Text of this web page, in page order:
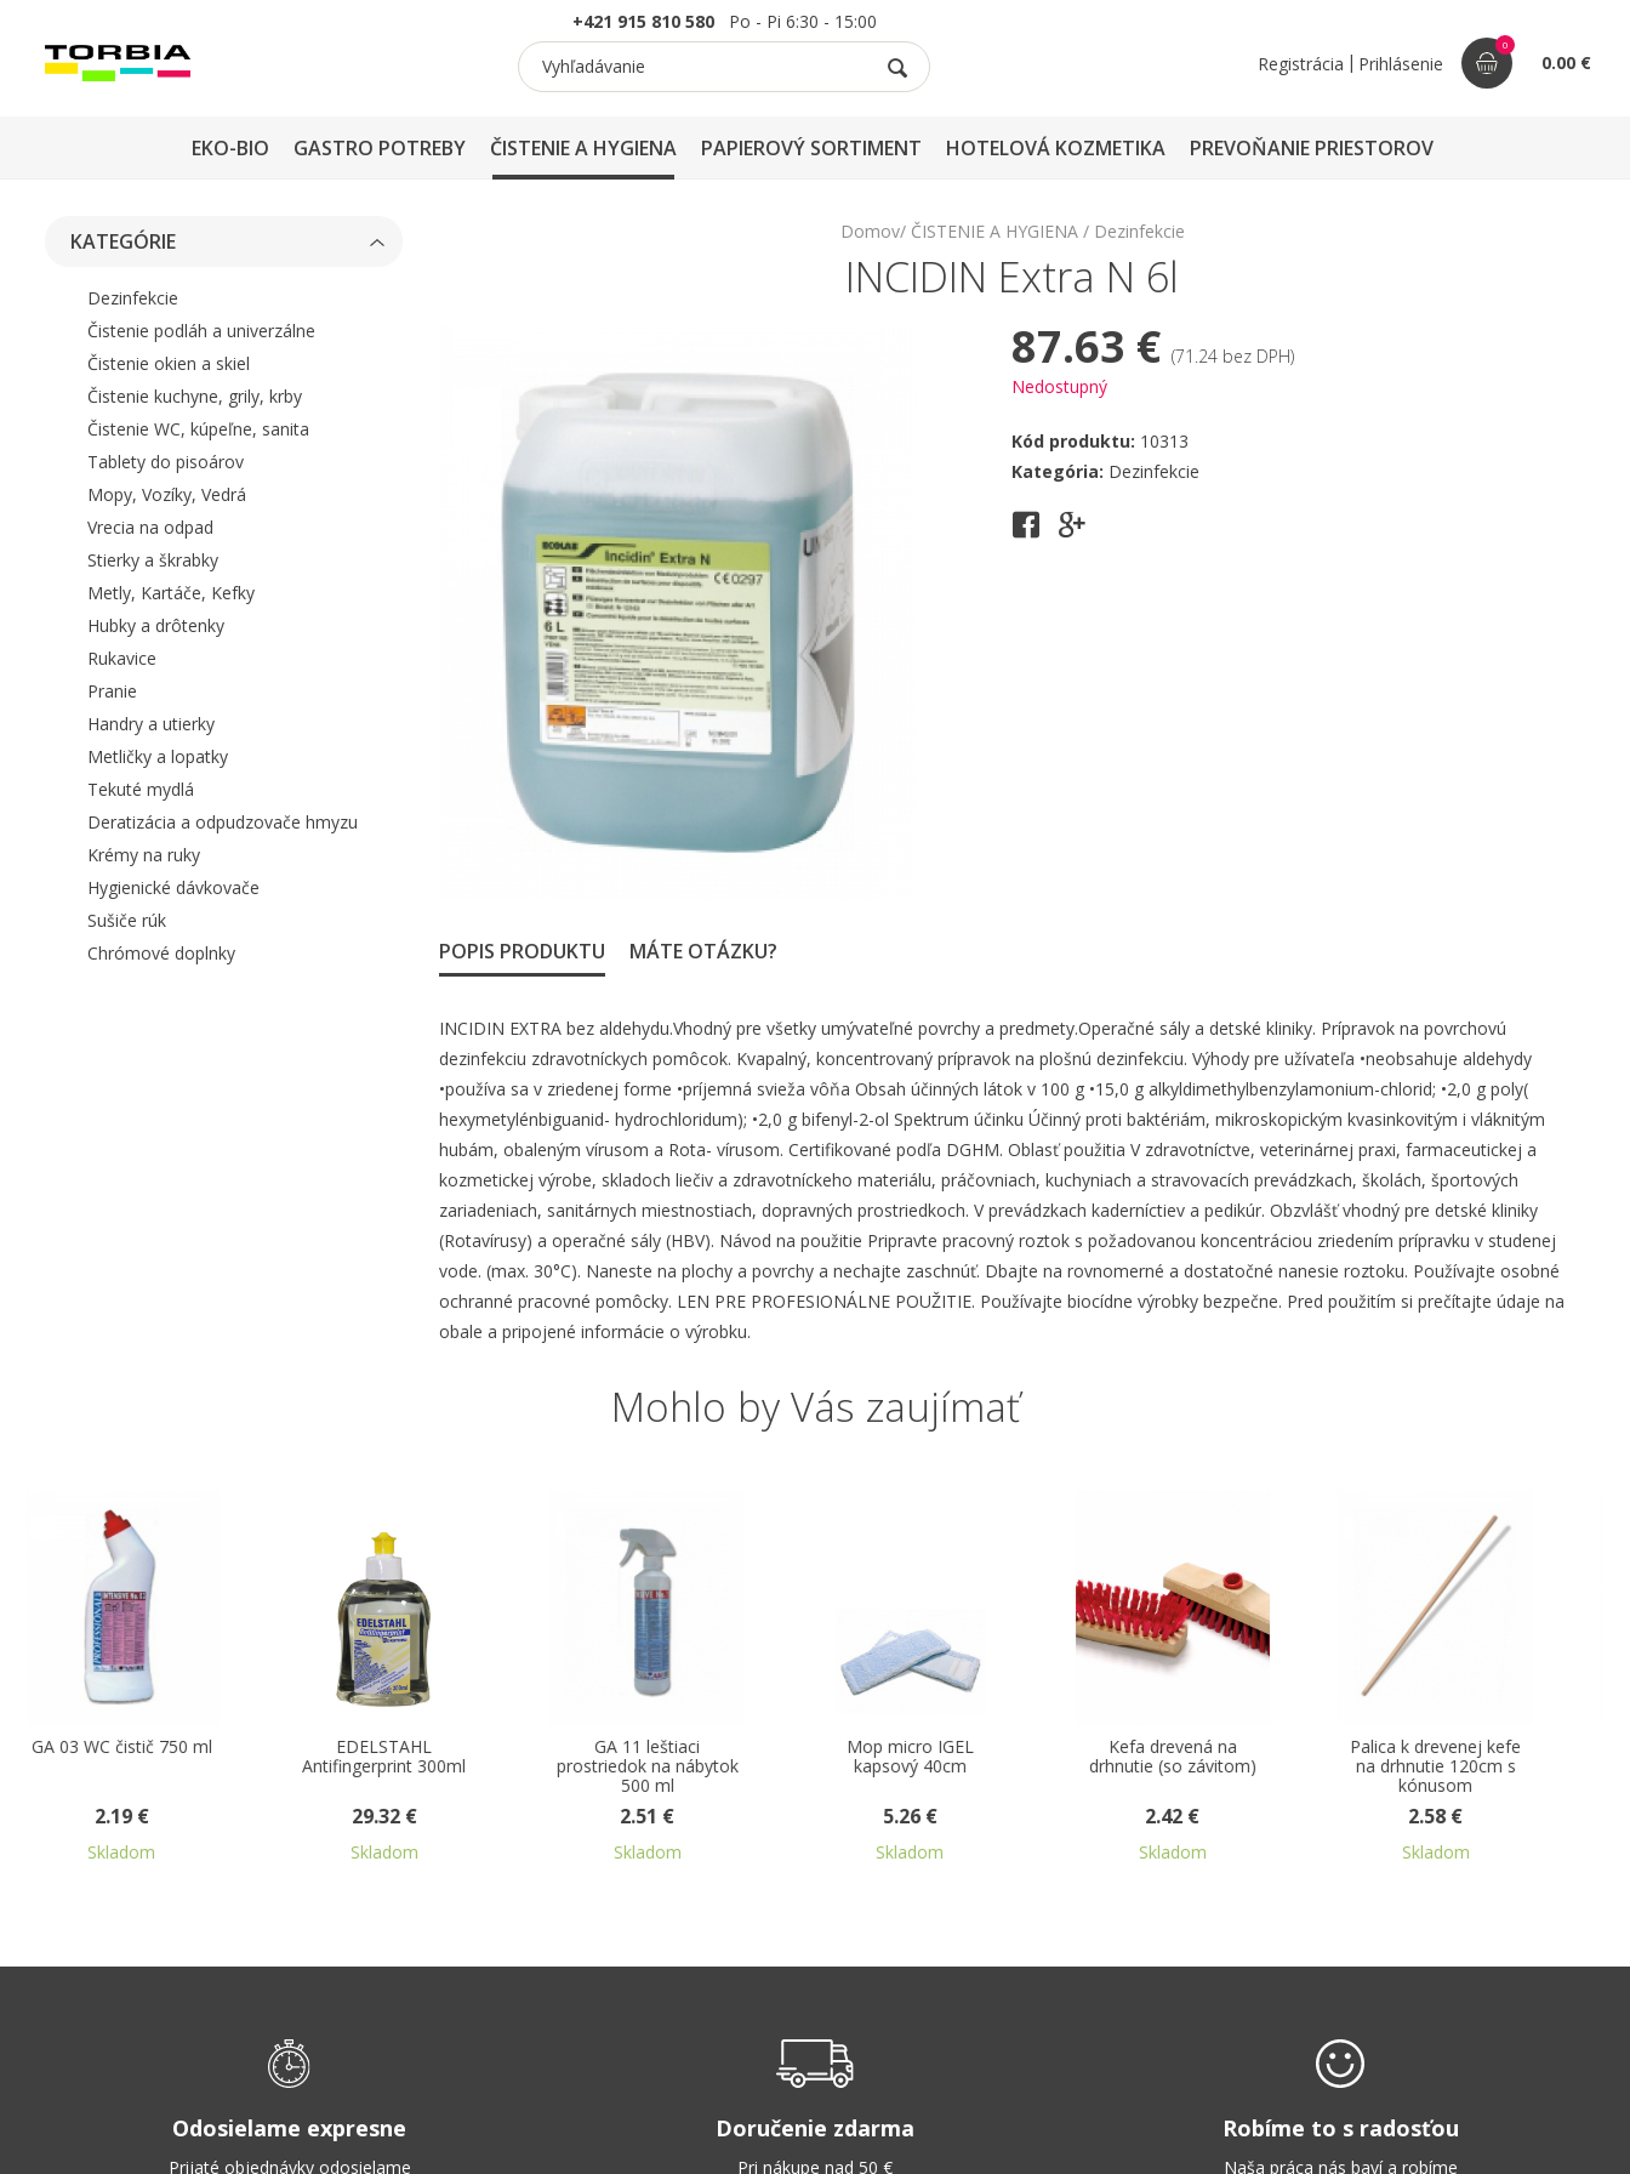
+421 915 810 580Po - Pi 6:30 - 15:00
Registrácia | Prihlásenie
0
0.00 €
EKO-BIO GASTRO POTREBY ČISTENIE A HYGIENA PAPIEROVÝ SORTIMENT HOTELOVÁ KOZMETIKA PREVOŇANIE PRIESTOROV
KATEGÓRIE
Dezinfekcie
Čistenie podláh a univerzálne
Čistenie okien a skiel
Čistenie kuchyne, grily, krby
Čistenie WC, kúpeľne, sanita
Tablety do pisoárov
Mopy, Vozíky, Vedrá
Vrecia na odpad
Stierky a škrabky
Metly, Kartáče, Kefky
Hubky a drôtenky
Rukavice
Pranie
Handry a utierky
Metličky a lopatky
Tekuté mydlá
Deratizácia a odpudzovače hmyzu
Krémy na ruky
Hygienické dávkovače
Sušiče rúk
Chrómové doplnky
Domov ČISTENIE A HYGIENA Dezinfekcie
INCIDIN Extra N 6l
87.63 €(71.24 bez DPH)
Nedostupný
Kód produktu: 10313
Kategória: Dezinfekcie
POPIS PRODUKTU MÁTE OTÁZKU?
INCIDIN EXTRA bez aldehydu.Vhodný pre všetky umývateľné povrchy a predmety.Operačné sály a detské kliniky. Prípravok na povrchovú
dezinfekciu zdravotníckych pomôcok. Kvapalný, koncentrovaný prípravok na plošnú dezinfekciu. Výhody pre užívateľa •neobsahuje aldehydy
•používa sa v zriedenej forme •príjemná svieža vôňa Obsah účinných látok v 100 g •15,0 g alkyldimethylbenzylamonium-chlorid; •2,0 g poly(
hexymetylénbiguanid- hydrochloridum); •2,0 g bifenyl-2-ol Spektrum účinku Účinný proti baktériám, mikroskopickým kvasinkovitým i vláknitým
hubám, obaleným vírusom a Rota- vírusom. Certifikované podľa DGHM. Oblasť použitia V zdravotníctve, veterinárnej praxi, farmaceutickej a
kozmetickej výrobe, skladoch liečiv a zdravotníckeho materiálu, práčovniach, kuchyniach a stravovacích prevádzkach, školách, športových
zariadeniach, sanitárnych miestnostiach, dopravných prostriedkoch. V prevádzkach kaderníctiev a pedikúr. Obzvlášť vhodný pre detské kliniky
(Rotavírusy) a operačné sály (HBV). Návod na použitie Pripravte pracovný roztok s požadovanou koncentráciou zriedením prípravku v studenej
vode. (max. 30°C). Naneste na plochy a povrchy a nechajte zaschnúť. Dbajte na rovnomerné a dostatočné nanesie roztoku. Používajte osobné
ochranné pracovné pomôcky. LEN PRE PROFESIONÁLNE POUŽITIE. Používajte biocídne výrobky bezpečne. Pred použitím si prečítajte údaje na
obale a pripojené informácie o výrobku.
Mohlo by Vás zaujímať
EDELSTAHL
29.32 €
Skladom
GA 11 leštiaci
prostriedok na nábytok
2.51 €
Skladom
Mop micro IGEL
kapsový 40cm
5.26 €
Skladom
Kefa drevená na
drhnutie (so závitom)
2.42 €
Skladom
Palica k drevenej kefe
na drhnutie 120cm s
2.58 €
Skladom
Palica k zmetáku natural
drevo 120cm so
závitom
2.67 €
Skladom
Odosielame expresne
Prijaté objednávky odosielame
Doručenie zdarma
Pri nákupe nad 50 €
Robíme to s radosťou
Naša práca nás baví a robíme